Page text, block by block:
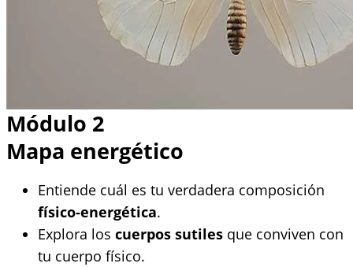
Módulo 2
Mapa energético
Entiende cuál es tu verdadera composición
físico-energética.
Explora los cuerpos sutiles que conviven con
tu cuerpo físico.